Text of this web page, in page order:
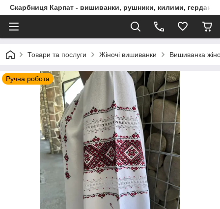
Скарбниця Карпат - вишиванки, рушники, килими, гердани,
Товари та послуги Жіночі вишиванки Вишиванка
Ручна робота